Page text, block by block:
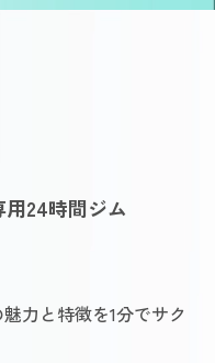
24時間ジム
力と特徴を1分でサク